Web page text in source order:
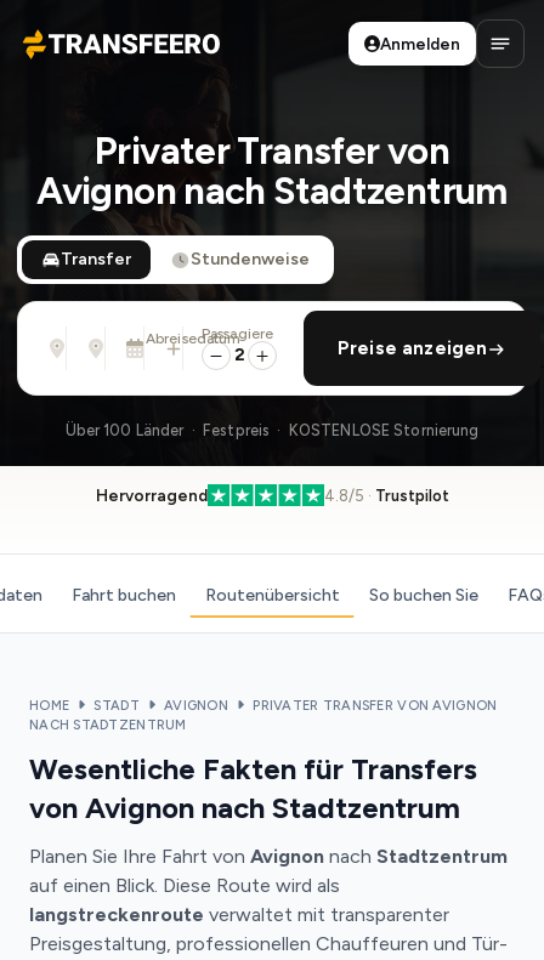
Transfeero
Anmelden
Privater Transfer von
Avignon nach Stadtzentrum
Transfer Stundenweise
Von
Adresse, Flughafen, Hotel, ...
Nach
Adresse, Flughafen, Hotel, ...
Abreisedatum
Mi., 12. Aug. · 01:45 PM
rückfahrt hinzufügen
Passagiere
2 Preise anzeigen
Über 100 Länder · Festpreis · KOSTENLOSE Stornierung
Hervorragend 4.8/5 · Trustpilot
Fahrt buchen Routenübersicht So buchen Sie
HOME STADT AVIGNON
PRIVATER TRANSFER VON AVIGNON
NACH STADTZENTRUM
Wesentliche Fakten für Transfers
von Avignon nach Stadtzentrum
Planen Sie Ihre Fahrt von Avignon nach Stadtzentrum
auf einen Blick. Diese Route wird als
langstreckenroute verwaltet mit transparenter
Preisgestaltung, professionellen Chauffeuren und Tür-